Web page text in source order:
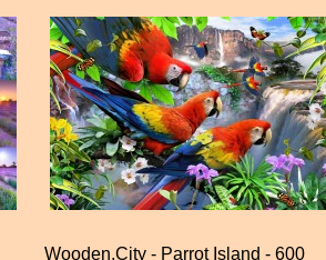
Wooden.City - Parrot Island - 600